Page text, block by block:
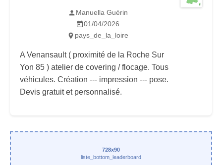
Manuella Guérin
01/04/2026
pays_de_la_loire
A Venansault ( proximité de la Roche Sur
Yon 85 ) atelier de covering / flocage. Tous
véhicules. Création --- impression --- pose.
Devis gratuit et personnalisé.
728x90
liste_bottom_leaderboard